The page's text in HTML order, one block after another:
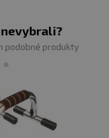
pro pohodlné
břišních svalů, ramen,
fyzické zdatnosti
zaručuje stabilitu při
přenosné
podobné produkty